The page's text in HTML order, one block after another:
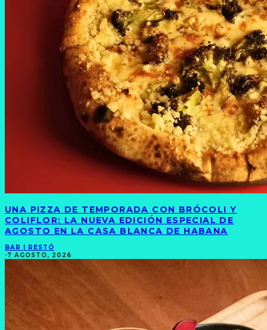
UNA PIZZA DE TEMPORADA CON BRÓCOLI Y
COLIFLOR: LA NUEVA EDICIÓN ESPECIAL DE
AGOSTO EN LA CASA BLANCA DE HABANA
BAR | RESTÓ
·7 AGOSTO, 2026